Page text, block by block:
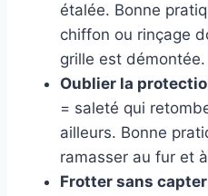
étalée. Bonne
chiffon ou rinçage
grille est démontée.
Oublier la
= saleté qui
ailleurs. Bonne
ramasser au fur et
Frotter sans capter